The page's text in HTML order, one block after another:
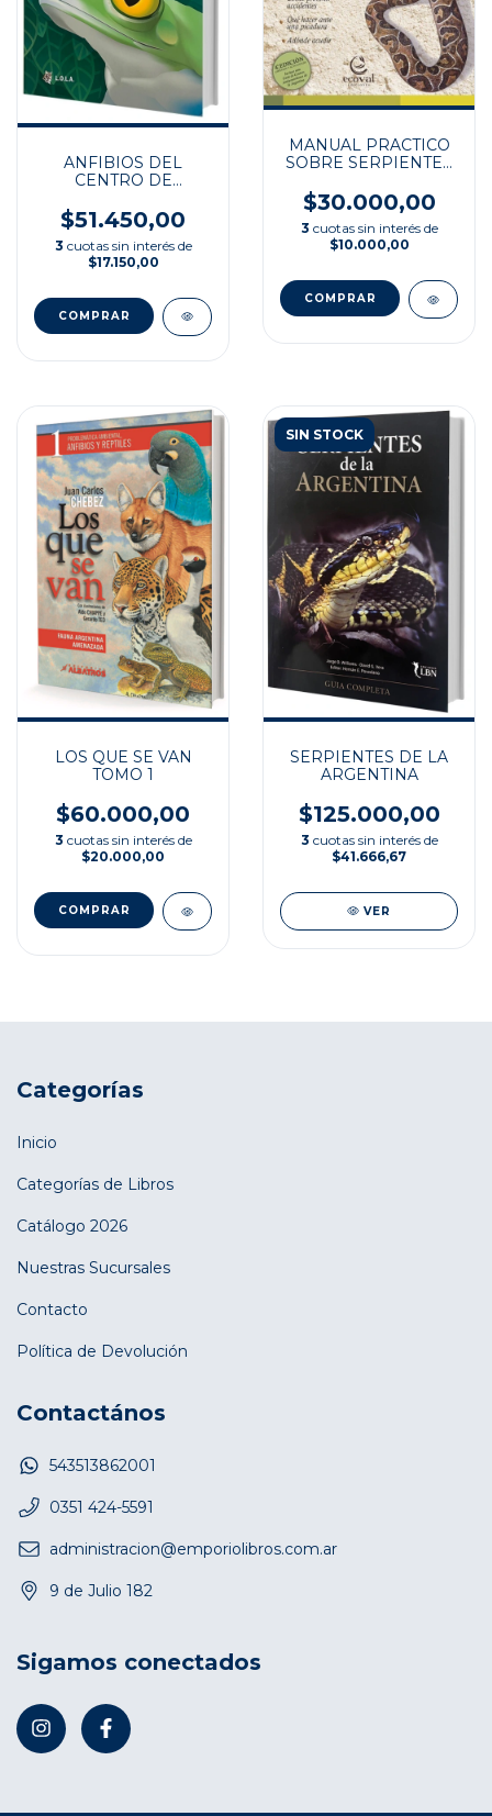
ANFIBIOS DEL
CENTRO DE
$51.450,00
3 cuotas sin interés de
$17.150,00
MANUAL PRACTICO
SOBRE SERPIENTES
$30.000,00
3 cuotas sin interés de
$10.000,00
LOS QUE SE VAN
TOMO 1
$60.000,00
3 cuotas sin interés de
$20.000,00
SIN STOCK
SERPIENTES DE LA
ARGENTINA
$125.000,00
3 cuotas sin interés de
$41.666,67
VER
Categorías
Inicio
Categorías de Libros
Catálogo 2026
Nuestras Sucursales
Contacto
Política de Devolución
Contactános
543513862001
0351 424-5591
administracion@emporiolibros.com.ar
9 de Julio 182
Sigamos conectados